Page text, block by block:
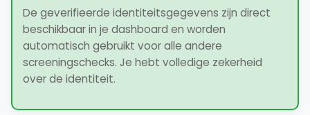
De geverifieerde identiteitsgegevens zijn direct
beschikbaar in je dashboard en worden
automatisch gebruikt voor alle andere
screeningschecks. Je hebt volledige zekerheid
over de identiteit.